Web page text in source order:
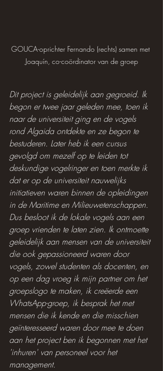
GOUCA-oprichter Fernando (rechts) samen met
Joaquín, co-coördinator van de groep
Dit project is geleidelijk aan gegroeid. Ik
begon er twee jaar geleden mee, toen ik
naar de universiteit ging en de vogels
rond Algaida ontdekte en ze begon te
bestuderen. Later heb ik een cursus
gevolgd om mezelf op te leiden tot
deskundige vogelringer en toen merkte ik
dat er op de universiteit nauwelijks
initiatieven waren binnen de opleidingen
in de Maritime en Milieuwetenschappen.
Dus besloot ik de lokale vogels aan een
groep vrienden te laten zien. Ik ontmoette
geleidelijk aan mensen van de universiteit
die ook gepassioneerd waren door
vogels, zowel studenten als docenten, en
op een dag vroeg ik mijn partner om het
groepslogo te maken, ik creëerde een
WhatsApp-groep, ik besprak het met
mensen die ik kende en die misschien
geïnteresseerd waren door mee te doen
aan het project ben ik begonnen met het
'inhuren' van personeel voor het
management.